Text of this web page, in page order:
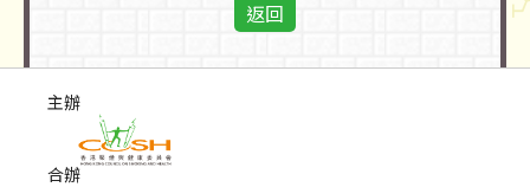
返回
主辦
合辦